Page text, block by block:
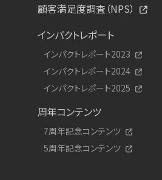
顧客満足度調査（NPS）
インパクトレポート
インパクトレポート2023
インパクトレポート2024
インパクトレポート2025
周年コンテンツ
7周年記念コンテンツ
5周年記念コンテンツ